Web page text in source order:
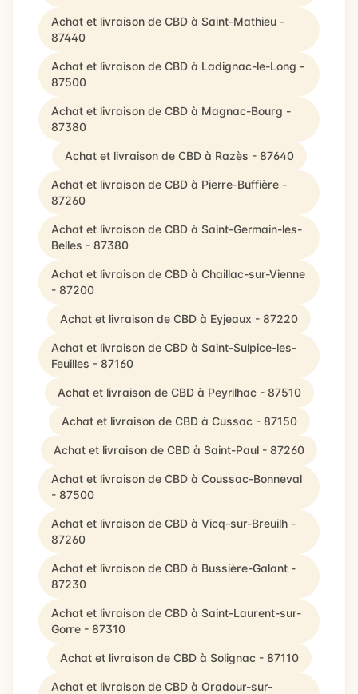
Achat et livraison de CBD à Saint-Mathieu -
87440
Achat et livraison de CBD à Ladignac-le-Long -
87500
Achat et livraison de CBD à Magnac-Bourg -
87380
Achat et livraison de CBD à Razès - 87640
Achat et livraison de CBD à Pierre-Buffière -
87260
Achat et livraison de CBD à Saint-Germain-les-
Belles - 87380
Achat et livraison de CBD à Chaillac-sur-Vienne
- 87200
Achat et livraison de CBD à Eyjeaux - 87220
Achat et livraison de CBD à Saint-Sulpice-les-
Feuilles - 87160
Achat et livraison de CBD à Peyrilhac - 87510
Achat et livraison de CBD à Cussac - 87150
Achat et livraison de CBD à Saint-Paul - 87260
Achat et livraison de CBD à Coussac-Bonneval
- 87500
Achat et livraison de CBD à Vicq-sur-Breuilh -
87260
Achat et livraison de CBD à Bussière-Galant -
87230
Achat et livraison de CBD à Saint-Laurent-sur-
Gorre - 87310
Achat et livraison de CBD à Solignac - 87110
Achat et livraison de CBD à Oradour-sur-